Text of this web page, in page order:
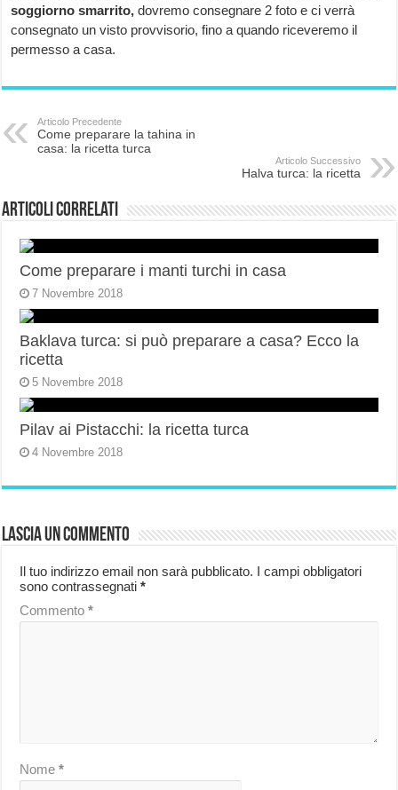
soggiorno smarrito,dovremo consegnare 2 foto e ci verrà
consegnato un visto provvisorio, fino a quando riceveremo il
permesso a casa.
Articolo Precedente
Come preparare la tahina in
casa: la ricetta turca
Articolo Successivo
Halva turca: la ricetta
Articoli correlati
Come preparare i manti turchi in casa
7 Novembre 2018
Baklava turca: si può preparare a casa? Ecco la
ricetta
5 Novembre 2018
Pilav ai Pistacchi: la ricetta turca
4 Novembre 2018
Lascia un commento
Il tuo indirizzo email non sarà pubblicato. I campi obbligatori
sono contrassegnati*
Commento*
Nome*